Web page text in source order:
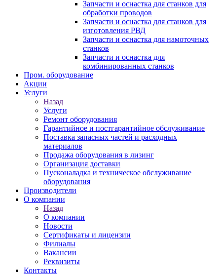
Запчасти и оснастка для станков для
обработки проводов
Запчасти и оснастка для станков для
изготовления РВД
Запчасти и оснастка для намоточных
станков
Запчасти и оснастка для
комбинированных станков
Пром. оборудование
Акции
Услуги
Назад
Услуги
Ремонт оборудования
Гарантийное и постгарантийное обслуживание
Поставка запасных частей и расходных
материалов
Продажа оборудования в лизинг
Организация доставки
Пусконаладка и техническое обслуживание
оборудования
Производители
О компании
Назад
О компании
Новости
Сертификаты и лицензии
Филиалы
Вакансии
Реквизиты
Контакты